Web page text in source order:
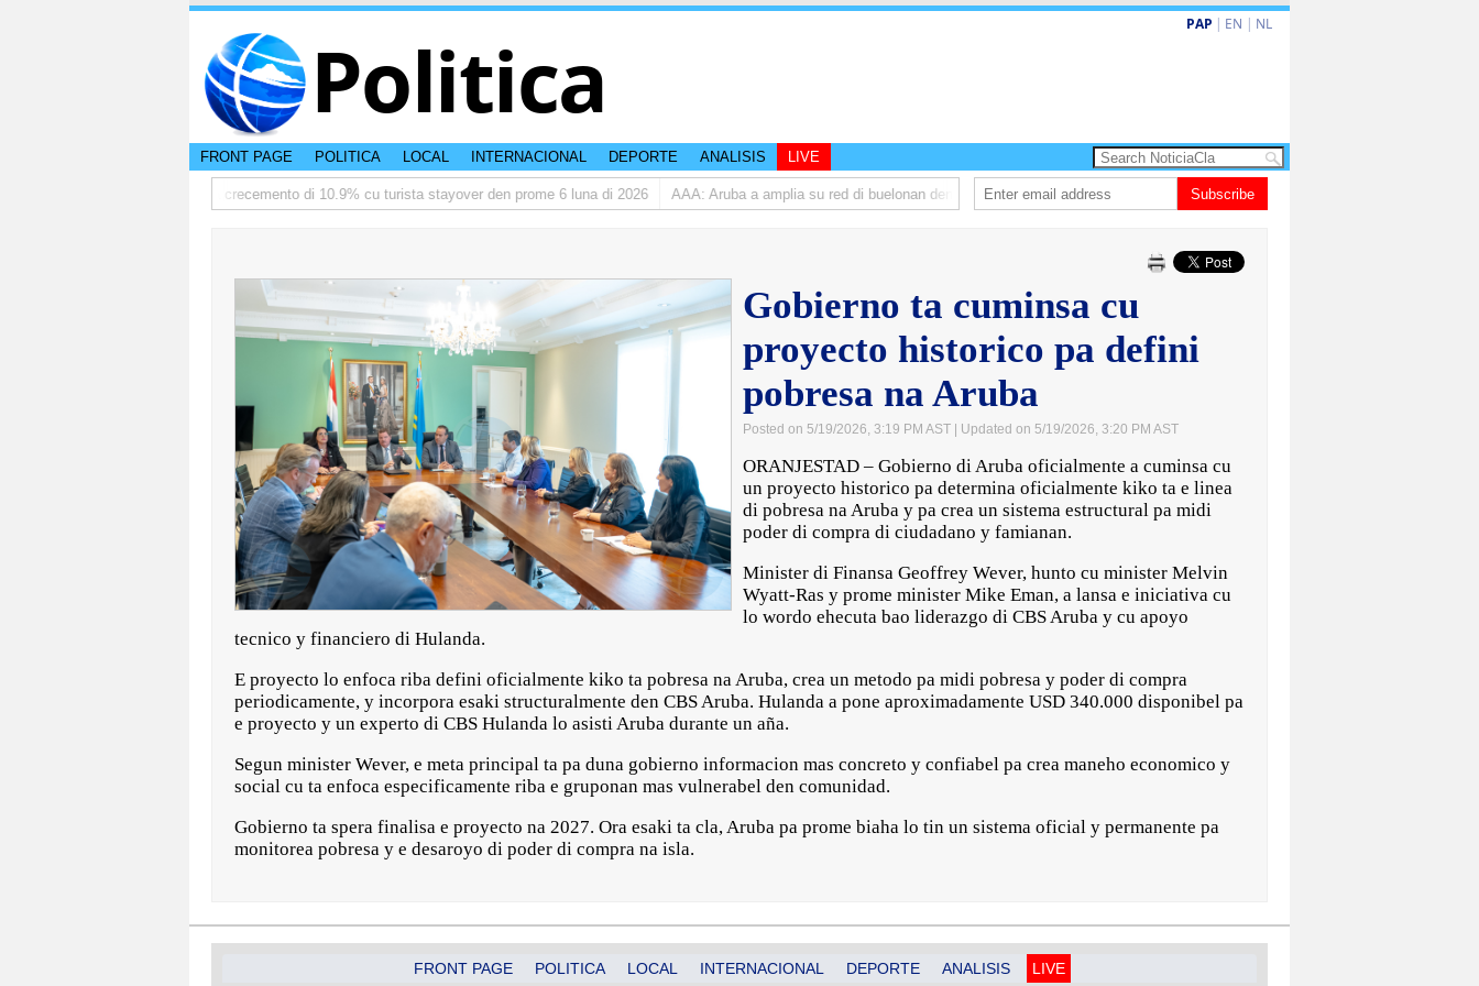
Politica PAP | EN | NL
FRONT PAGE POLITICA LOCAL INTERNACIONAL DEPORTE ANALISIS LIVE
TTW:Aruba ta registra crecemento di 10.9% cu turista stayover den prome 6 luna di 2026 AAA: Aruba a amplia su red di buelonan den 2025 Dos siman mas pa decision cay den caso di e-steps
Subscribe
Gobierno ta cuminsa cu
proyecto historico pa defini
pobresa na Aruba
Posted on 5/19/2026, 3:19 PM AST | Updated on 5/19/2026, 3:20 PM AST
ORANJESTAD – Gobierno di Aruba oficialmente a cuminsa cu
un proyecto historico pa determina oficialmente kiko ta e linea
di pobresa na Aruba y pa crea un sistema estructural pa midi
poder di compra di ciudadano y famianan.
Minister di Finansa Geoffrey Wever, hunto cu minister Melvin
Wyatt-Ras y prome minister Mike Eman, a lansa e iniciativa cu
lo wordo ehecuta bao liderazgo di CBS Aruba y cu apoyo
tecnico y financiero di Hulanda.
E proyecto lo enfoca riba defini oficialmente kiko ta pobresa na Aruba, crea un metodo pa midi pobresa y poder di compra
periodicamente, y incorpora esaki structuralmente den CBS Aruba. Hulanda a pone aproximadamente USD 340.000 disponibel pa
e proyecto y un experto di CBS Hulanda lo asisti Aruba durante un aña.
Segun minister Wever, e meta principal ta pa duna gobierno informacion mas concreto y confiabel pa crea maneho economico y
social cu ta enfoca especificamente riba e gruponan mas vulnerabel den comunidad.
Gobierno ta spera finalisa e proyecto na 2027. Ora esaki ta cla, Aruba pa prome biaha lo tin un sistema oficial y permanente pa
monitorea pobresa y e desaroyo di poder di compra na isla.
FRONT PAGE POLITICA LOCAL INTERNACIONAL DEPORTE ANALISIS LIVE